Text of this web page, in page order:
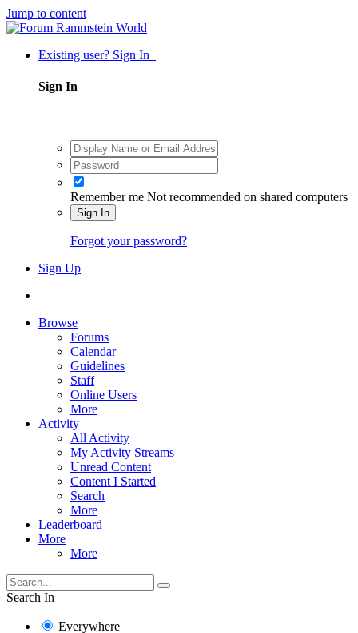
Jump to content
Existing user? Sign In
Sign In
Remember me Not recommended on shared computers
Sign In
Forgot your password?
Sign Up
Browse
Forums
Calendar
Guidelines
Staff
Online Users
More
Activity
All Activity
My Activity Streams
Unread Content
Content I Started
Search
More
Leaderboard
More
More
Search In
Everywhere